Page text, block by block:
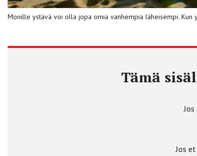
Monille ystävä voi olla jopa omia vanhempia läheisempi. Kun
Tämä
Jos